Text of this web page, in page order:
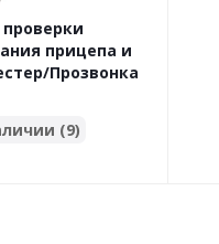
прицепа и
Прозвонка
(9)